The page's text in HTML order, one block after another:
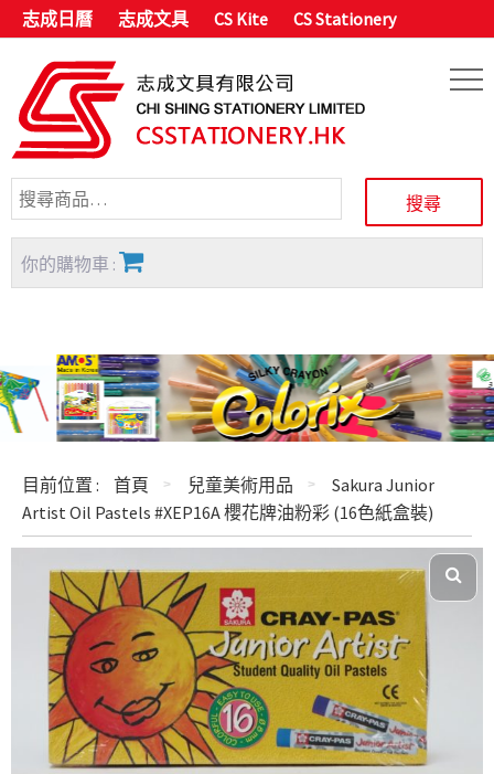
志成日曆 志成文具 CS Kite CS Stationery
你的購物車 :
目前位置 : 首頁 兒童美術用品
Sakura Junior
Artist Oil Pastels #XEP16A 櫻花牌油粉彩 (16色紙盒裝)